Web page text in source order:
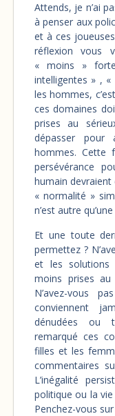
Attends, je n’ai
à penser aux
et à ces
réflexion vous
« moins »
intelligentes » , «
les hommes,
ces domaines
prises au
dépasser pour
hommes. Cette
persévérance
humain devraient
« normalité »
n’est autre
Et une toute
permettez ?
et les solutions
moins prises
N’avez-vous
conviennent
dénudées ou
remarqué ces
filles et les
commentaires
L’inégalité
politique ou la
Penchez-vous